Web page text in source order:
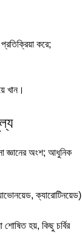
করে;
খান।
জ্ঞানের অংশ; আধুনিক
ক্যারোটিনয়েড)
শোষিত হয়, কিছু চর্বির